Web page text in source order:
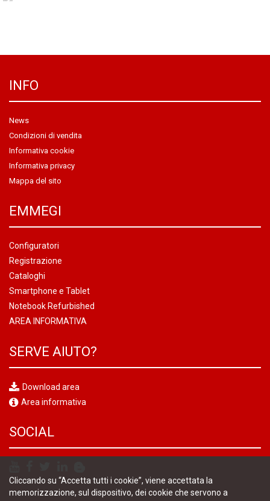
INFO
News
Condizioni di vendita
Informativa cookie
Informativa privacy
Mappa del sito
EMMEGI
Configuratori
Registrazione
Cataloghi
Smartphone e Tablet
Notebook Refurbished
AREA INFORMATIVA
SERVE AIUTO?
Download area
Area informativa
SOCIAL
Cliccando su “Accetta tutti i cookie”, viene accettata la
memorizzazione, sul dispositivo, dei cookie che servono a